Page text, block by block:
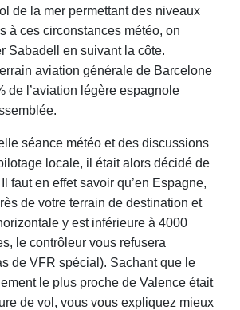
de la mer permettant des niveaux
à ces circonstances météo, on
Sabadell en suivant la côte.
aviation générale de Barcelone
de l’aviation légère espagnole
séance météo et des discussions
locale, il était alors décidé de
faut en effet savoir qu’en Espagne,
de votre terrain de destination et
y est inférieure à 4000
le contrôleur vous refusera
de VFR spécial). Sachant que le
le plus proche de Valence était
de vol, vous vous expliquez mieux